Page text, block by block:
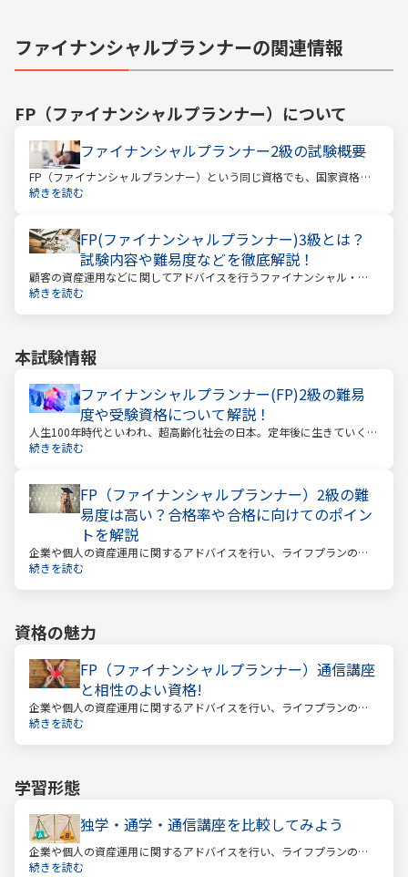
ファイナンシャルプランナーの関連情報
FP（ファイナンシャルプランナー） について
ファイナンシャルプランナー2級の試験概要
FP（ファイナンシャルプランナー）という同じ資格でも、国家資格と
民間資格の2種類にわかれています。
続きを読む
FP(ファイナンシャルプランナー)3級とは？
試験内容や難易度などを徹底解説！
顧客の資産運用などに関してアドバイスを行うファイナンシャル・プ
ランナー。このファイナンシャル・プランナーとして働くときに、大
続きを読む
本試験情報
ファイナンシャルプランナー(FP)2級の難易
度や受験資格について解説！
人生100年時代といわれ、超高齢化社会の日本。定年後に生きていく時
間も当然長くなっています。今どんな年齢の人でも、安心して暮らし
続きを読む
FP（ファイナンシャルプランナー）2級の難
易度は高い？合格率や合格に向けてのポイン
トを解説
企業や個人の資産運用に関するアドバイスを行い、ライフプランの設
計を提案するファイナンシャルプランナー。
続きを読む
資格の魅力
FP（ファイナンシャルプランナー）通信講座
と相性のよい資格!
企業や個人の資産運用に関するアドバイスを行い、ライフプランの設
計を提案するファイナンシャルプランナー
続きを読む
学習形態
独学・通学・通信講座を比較してみよう
企業や個人の資産運用に関するアドバイスを行い、ライフプランの設
計を提案するファイナンシャルプランナー。
続きを読む